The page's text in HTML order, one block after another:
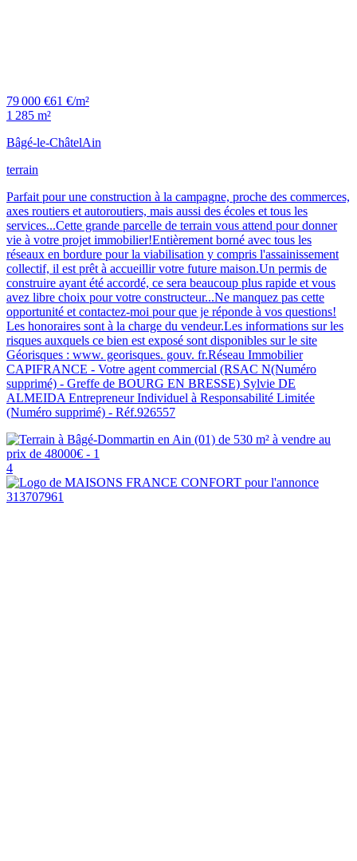
79 000 €61 €/m²
1 285 m²
Bâgé-le-ChâtelAin
terrain
Parfait pour une construction à la campagne, proche des commerces,
axes routiers et autoroutiers, mais aussi des écoles et tous les
services...Cette grande parcelle de terrain vous attend pour donner
vie à votre projet immobilier!Entièrement borné avec tous les
réseaux en bordure pour la viabilisation y compris l'assainissement
collectif, il est prêt à accueillir votre future maison.Un permis de
construire ayant été accordé, ce sera beaucoup plus rapide et vous
avez libre choix pour votre constructeur...Ne manquez pas cette
opportunité et contactez-moi pour que je réponde à vos questions!
Les honoraires sont à la charge du vendeur.Les informations sur les
risques auxquels ce bien est exposé sont disponibles sur le site
Géorisques : www. georisques. gouv. fr.Réseau Immobilier
CAPIFRANCE - Votre agent commercial (RSAC N(Numéro
supprimé) - Greffe de BOURG EN BRESSE) Sylvie DE
ALMEIDA Entrepreneur Individuel à Responsabilité Limitée
(Numéro supprimé) - Réf.926557
4